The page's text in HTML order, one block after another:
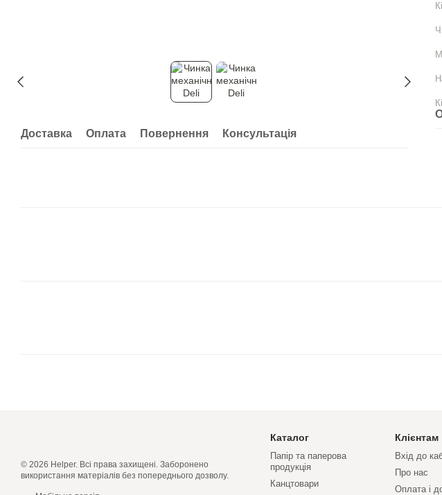
Доставка Оплата Повернення Консультація
© 2026 Helper. Всі права захищені. Заборонено
використання матеріалів без попереднього дозволу.
Каталог
Папір та паперова
продукція
Канцтовари
Клієнтам
Вхід до
Про нас
Оплата і